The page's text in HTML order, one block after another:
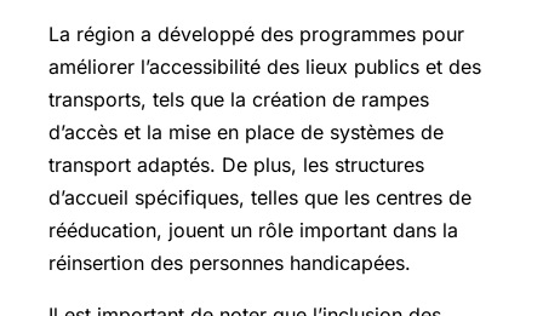
La région a développé des programmes pour
améliorer l’accessibilité des lieux publics et des
transports, tels que la création de rampes
d’accès et la mise en place de systèmes de
transport adaptés. De plus, les structures
d’accueil spécifiques, telles que les centres de
rééducation, jouent un rôle important dans la
réinsertion des personnes handicapées.